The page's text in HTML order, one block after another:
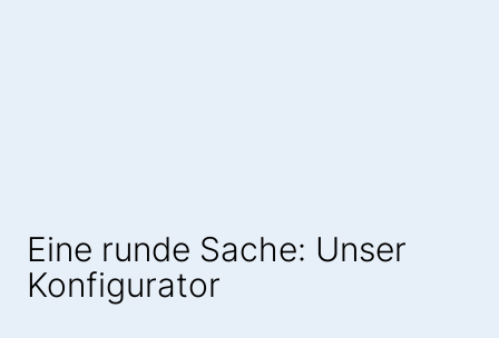
Eine runde Sache: Unser
Konfigurator